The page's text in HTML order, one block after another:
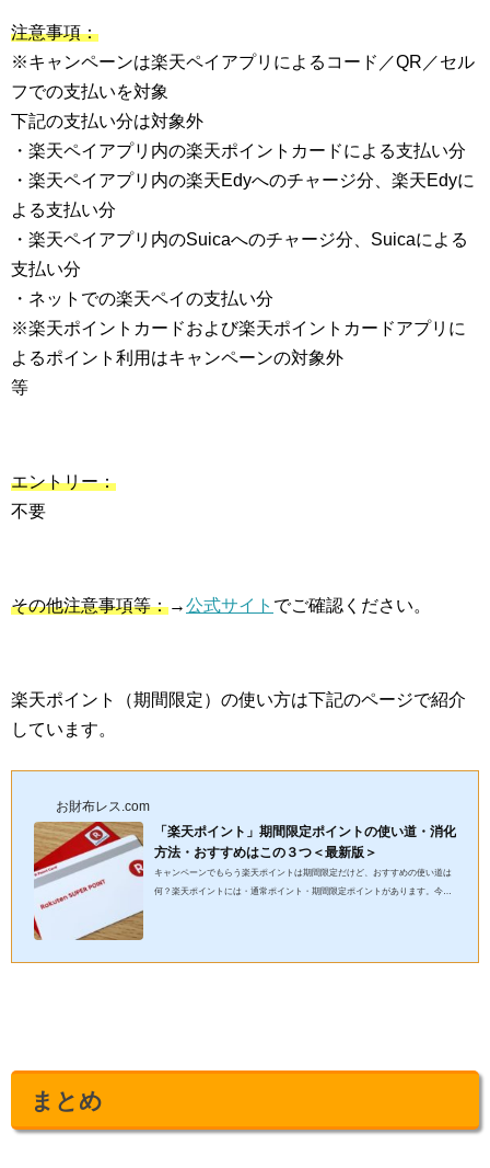
注意事項：
※キャンペーンは楽天ペイアプリによるコード／QR／セル
フでの支払いを対象
下記の支払い分は対象外
・楽天ペイアプリ内の楽天ポイントカードによる支払い分
・楽天ペイアプリ内の楽天Edyへのチャージ分、楽天Edyに
よる支払い分
・楽天ペイアプリ内のSuicaへのチャージ分、Suicaによる
支払い分
・ネットでの楽天ペイの支払い分
※楽天ポイントカードおよび楽天ポイントカードアプリに
よるポイント利用はキャンペーンの対象外
等
エントリー：
不要
その他注意事項等：→公式サイト でご確認ください。
楽天ポイント（期間限定）の使い方は下記のページで紹介
しています。
お財布レス.com
「楽天ポイント」期間限定ポイントの使い道・消化
方法・おすすめはこの３つ＜最新版＞
キャンペーンでもらう楽天ポイントは期間限定だけど、おすすめの使い道は
何？楽天ポイントには・通常ポイント・期間限定ポイントがあります。今回
まとめ